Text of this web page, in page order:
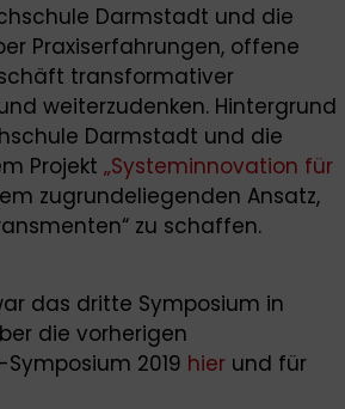
Darmstadt und die
Praxiserfahrungen, offene
transformativer
weiterzudenken. Hintergrund
Darmstadt und die
Projekt „Systeminnovation für
zugrundeliegenden Ansatz,
zu schaffen.
das dritte Symposium in
die vorherigen
2019 hier und für